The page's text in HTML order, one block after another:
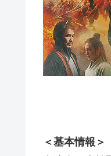
＜基本情報＞